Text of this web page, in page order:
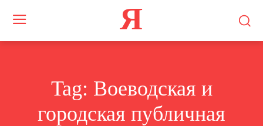
Я
Tag: Воеводская и
городская публичная